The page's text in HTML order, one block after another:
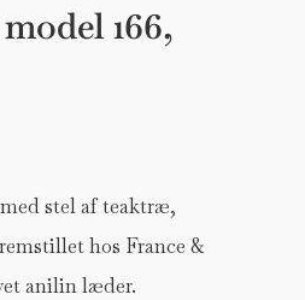
166,
med stel af teaktræ,
hos France &
anilin læder.